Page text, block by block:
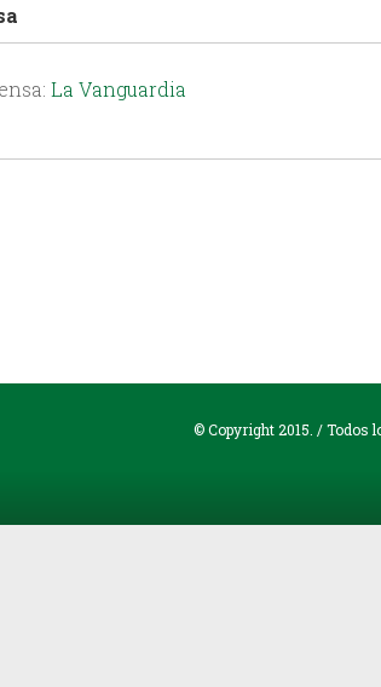
La Vanguardia
© Copyright 2015. / Todos